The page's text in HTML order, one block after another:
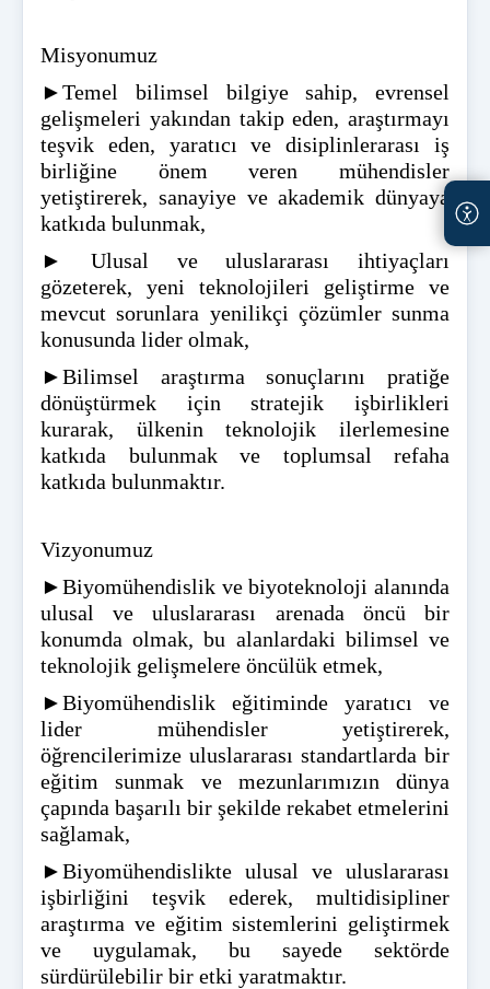
Misyonumuz
►Temel bilimsel bilgiye sahip, evrensel
gelişmeleri yakından takip eden, araştırmayı
teşvik eden, yaratıcı ve disiplinlerarası iş
birliğine önem veren mühendisler
yetiştirerek, sanayiye ve akademik dünyaya
katkıda bulunmak,
► Ulusal ve uluslararası ihtiyaçları
gözeterek, yeni teknolojileri geliştirme ve
mevcut sorunlara yenilikçi çözümler sunma
konusunda lider olmak,
►Bilimsel araştırma sonuçlarını pratiğe
dönüştürmek için stratejik işbirlikleri
kurarak, ülkenin teknolojik ilerlemesine
katkıda bulunmak ve toplumsal refaha
katkıda bulunmaktır.
Vizyonumuz
►Biyomühendislik ve biyoteknoloji alanında
ulusal ve uluslararası arenada öncü bir
konumda olmak, bu alanlardaki bilimsel ve
teknolojik gelişmelere öncülük etmek,
►Biyomühendislik eğitiminde yaratıcı ve
lider mühendisler yetiştirerek,
öğrencilerimize uluslararası standartlarda bir
eğitim sunmak ve mezunlarımızın dünya
çapında başarılı bir şekilde rekabet etmelerini
sağlamak,
►Biyomühendislikte ulusal ve uluslararası
işbirliğini teşvik ederek, multidisipliner
araştırma ve eğitim sistemlerini geliştirmek
ve uygulamak, bu sayede sektörde
sürdürülebilir bir etki yaratmaktır.